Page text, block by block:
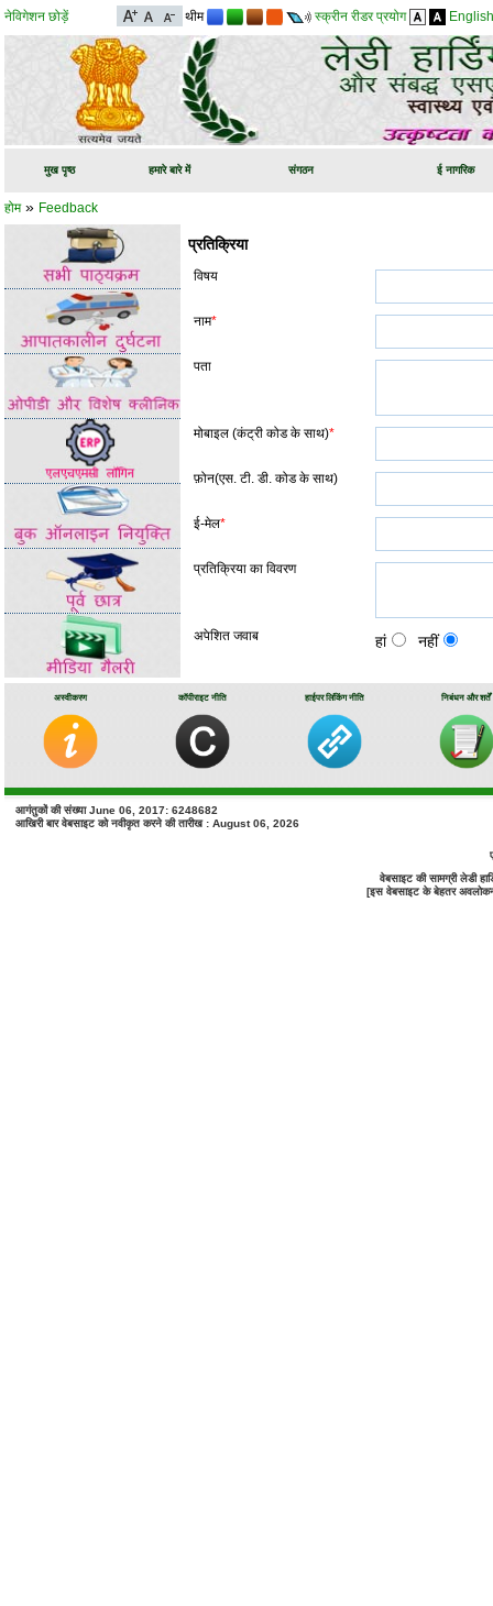
नेविगेशन छोड़ें थीम स्क्रीन रीडर प्रयोग English
मुख पृष्ठ हमारे बारे में संगठन ई नागरिक
होम» Feedback
प्रतिक्रिया
विषय
नाम*
पता
मोबाइल (कंट्री कोड के साथ)*
फ़ोन(एस. टी. डी. कोड के साथ)
ई-मेल*
प्रतिक्रिया का विवरण
अपेशित जवाब हां नहीं
कृपया कर कई पाठ
अस्वीकरण कॉपीराइट नीति हाईपर लिंकिंग नीति निबंधन और शर्तें
आगंतुकों की संख्या June 06, 2017: 6248682
आखिरी बार वेबसाइट को नवीकृत करने की तारीख : August 06, 2026
वेबसाइट की सामग्री लेडी
[इस वेबसाइट के बेहतर